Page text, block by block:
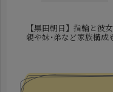
【黒田朝日】指輪と彼
親や妹･弟など家族構成